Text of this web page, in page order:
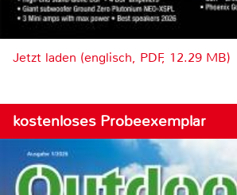
Jetzt laden (englisch, PDF, 12.29 MB)
kostenloses Probeexemplar